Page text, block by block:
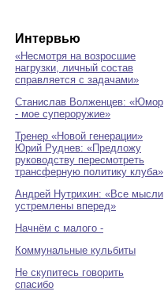
Интервью
«Несмотря на возросшие
нагрузки, личный состав
справляется с задачами»
Станислав Волженцев: «Юмор
- мое супероружие»
Тренер «Новой генерации»
Юрий Руднев: «Предложу
руководству пересмотреть
трансферную политику клуба»
Андрей Нутрихин: «Все мысли
устремлены вперед»
Начнём с малого -
Коммунальные кульбиты
Не скупитесь говорить
спасибо